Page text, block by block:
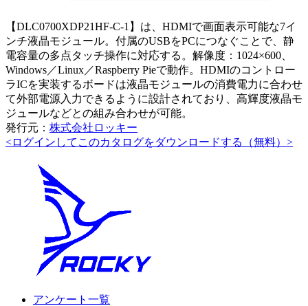
【DLC0700XDP21HF-C-1】は、HDMIで画面表示可能な7イ
ンチ液晶モジュール。付属のUSBをPCにつなぐことで、静
電容量の多点タッチ操作に対応する。解像度：1024×600、
Windows／Linux／Raspberry Pieで動作。HDMIのコントロー
ラICを実装するボードは液晶モジュールの消費電力に合わせ
て外部電源入力できるように設計されており、高輝度液晶モ
ジュールなどとの組み合わせが可能。
発行元： 株式会社ロッキー
<ログインしてこのカタログをダウンロードする（無料）>
アンケート一覧